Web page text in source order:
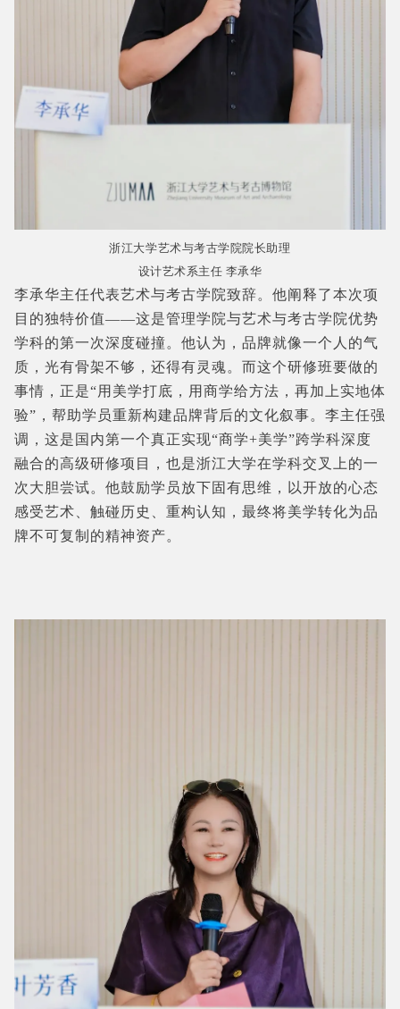
浙江大学艺术与考古学院院长助理
设计艺术系主任 李承华
李承华主任代表艺术与考古学院致辞。他阐释了本次项
目的独特价值——这是管理学院与艺术与考古学院优势
学科的第一次深度碰撞。他认为，品牌就像一个人的气
质，光有骨架不够，还得有灵魂。而这个研修班要做的
事情，正是“用美学打底，用商学给方法，再加上实地体
验”，帮助学员重新构建品牌背后的文化叙事。李主任强
调，这是国内第一个真正实现“商学+美学”跨学科深度
融合的高级研修项目，也是浙江大学在学科交叉上的一
次大胆尝试。他鼓励学员放下固有思维，以开放的心态
感受艺术、触碰历史、重构认知，最终将美学转化为品
牌不可复制的精神资产。